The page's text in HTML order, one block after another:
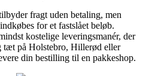
fragt uden betaling, men
for et fastslået beløb.
kostelige leveringsmanér, der
tæt på Holstebro, Hillerød eller
din bestilling til en pakkeshop.